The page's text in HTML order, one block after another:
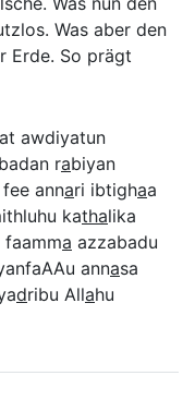
Was aber den
Erde. So prägt
awdiyatun
rabiyan
annari ibtighaa
kathalika
faamma azzabadu
annasa
dribu Allahu